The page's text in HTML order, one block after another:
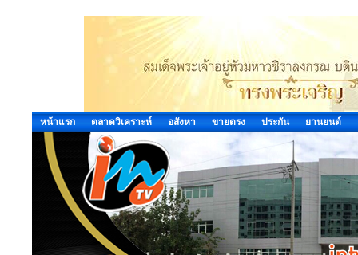
หน้าแรก ตลาดวิเคราะห์ อสังหา ขายตรง ประกัน ยานยนต์